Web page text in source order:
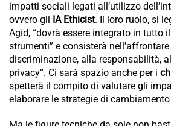
impatti sociali legati all’utilizzo
ovvero gli IA Ethicist. Il loro ruolo, si
Agid, “dovrà essere integrato in tutto
strumenti” e consisterà
discriminazione, alla responsabilità,
privacy”. Ci sarà spazio anche per i
spetterà il compito di valutare gli
elaborare le strategie di